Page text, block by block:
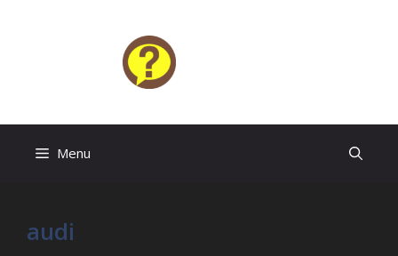
Menu
audi